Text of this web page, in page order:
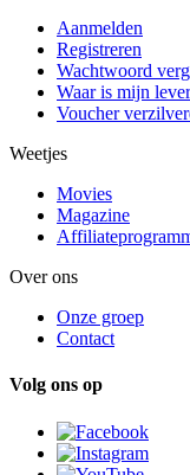
Aanmelden
Registreren
Wachtwoord
Waar is mijn
Voucher
Weetjes
Movies
Magazine
Over ons
Onze groep
Contact
Volg ons op